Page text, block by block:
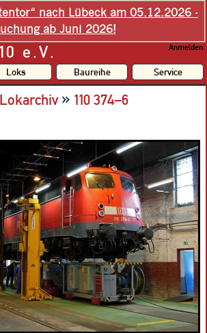
nach Lübeck am 05.12.2026 -
ab Juni 2026!
e.V. Anmelden
Loks Baureihe Service
Lokarchiv» 110 374–6